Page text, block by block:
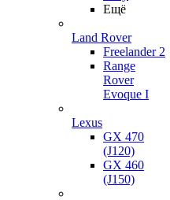
Ещё
Land Rover
Freelander 2
Range
Rover
Evoque I
Lexus
GX 470
(J120)
GX 460
(J150)